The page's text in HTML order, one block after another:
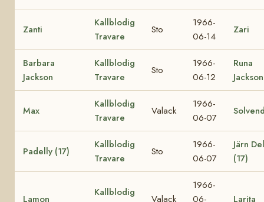
Zanti
Kallblodig
Travare
Sto
1966-
06-14
Zari
Barbara
Jackson
Kallblodig
Travare
Sto
1966-
06-12
Runa
Jackson
Max
Kallblodig
Travare
Valack
1966-
06-07
Padelly (17)
Kallblodig
Travare
Sto
1966-
06-07
Järn
(17)
Lamon
Kallblodig
Valack
1966-
06-
Larita